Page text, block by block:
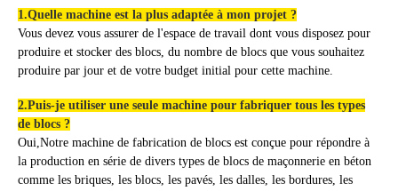
1.Quelle machine est la plus adaptée à mon projet ?
Vous devez vous assurer de l'espace de travail dont vous disposez pour
produire et stocker des blocs, du nombre de blocs que vous souhaitez
produire par jour et de votre budget initial pour cette machine.
2.Puis-je utiliser une seule machine pour fabriquer tous les types
de blocs ?
Oui,Notre machine de fabrication de blocs est conçue pour répondre à
la production en série de divers types de blocs de maçonnerie en béton
comme les briques, les blocs, les pavés, les dalles, les bordures, les